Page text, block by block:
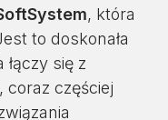
, która
to doskonała
się z
częściej